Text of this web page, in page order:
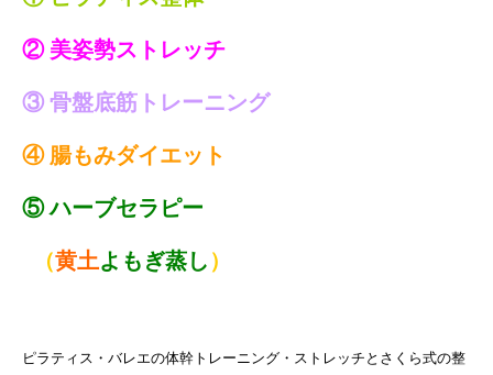
② 美姿勢ストレッチ
③ 骨盤底筋トレーニング
④ 腸もみダイエット
⑤ ハーブセラピー
（黄土よもぎ蒸し ）
ピラティス・バレエの体幹トレーニング・ストレッチとさくら式の整